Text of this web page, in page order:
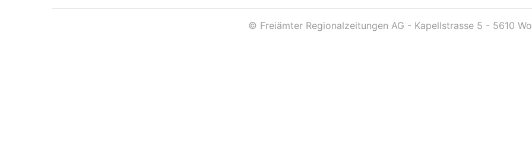
© Freiämter Regionalzeitungen AG - Kapellstrasse 5 - 5610